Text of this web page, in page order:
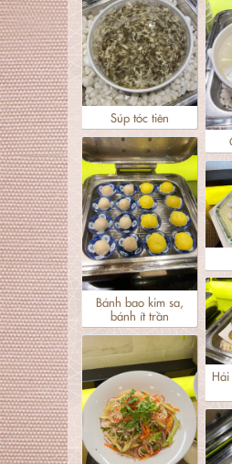
Súp tóc tiên
Bánh bao kim sa,
bánh ít trần
Hải